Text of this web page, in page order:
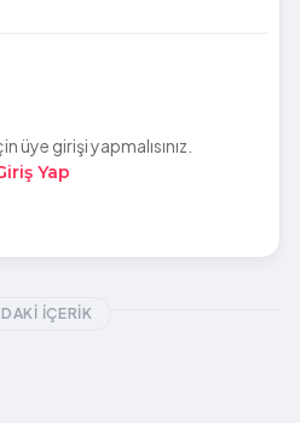
üye girişi yapmalısınız.
Yap
İÇERIK